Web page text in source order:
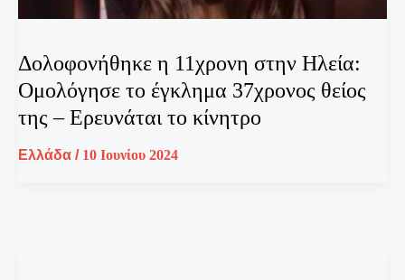
Δολοφονήθηκε η 11χρονη στην Ηλεία:
Ομολόγησε το έγκλημα 37χρονος θείος
της – Ερευνάται το κίνητρο
Ελλάδα / 10 Ιουνίου 2024